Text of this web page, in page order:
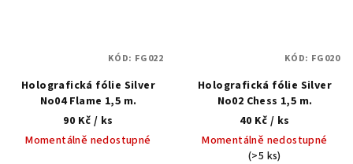
Holografická fólie Silver
No04 Flame 1,5 m.
90 Kč / ks
Momentálně nedostupné
KÓD: FG022
Holografická fólie Silver
No02 Chess 1,5 m.
40 Kč / ks
Momentálně nedostupné
(>5 ks)
KÓD: FG020